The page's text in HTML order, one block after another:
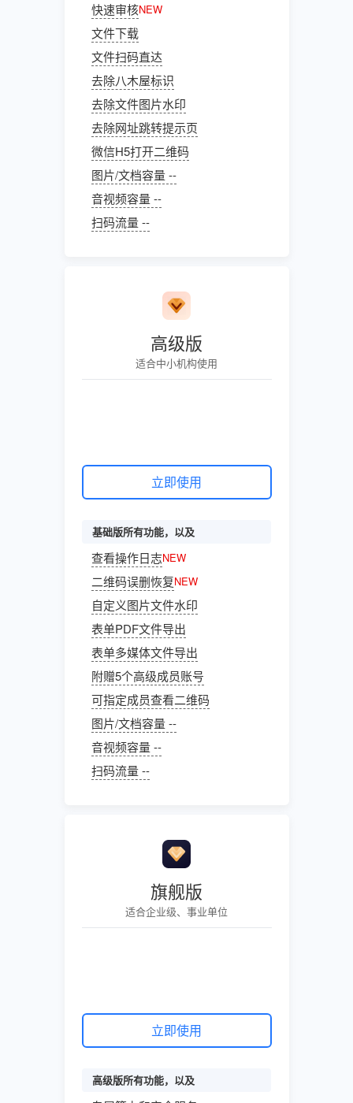
快速审核NEW
文件下载
文件扫码直达
去除八木屋标识
去除文件图片水印
去除网址跳转提示页
微信H5打开二维码
图片/文档容量 --
音视频容量 --
扫码流量 --
高级版
适合中小机构使用
立即使用
基础版所有功能，以及
查看操作日志NEW
二维码误删恢复NEW
自定义图片文件水印
表单PDF文件导出
表单多媒体文件导出
附赠5个高级成员账号
可指定成员查看二维码
图片/文档容量 --
音视频容量 --
扫码流量 --
旗舰版
适合企业级、事业单位
立即使用
高级版所有功能，以及